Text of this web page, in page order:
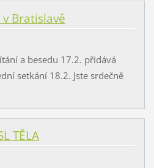
v Bratislavě
a besedu 17.2. přidává
setkání 18.2. Jste srdečně
TĚLA